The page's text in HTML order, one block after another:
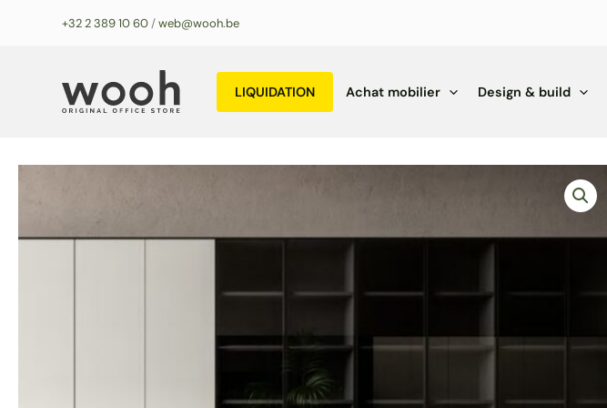
+32 2 389 10 60 /web@wooh.be
LIQUIDATION Achat mobilier Design & build